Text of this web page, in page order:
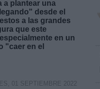
a plantear una
desde el
a las grandes
que este
en un
"caer en el
01 SEPTIEMBRE 2022